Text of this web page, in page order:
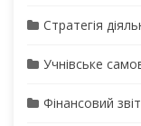
Стратегія
Учнівське
Фінансовий звіт